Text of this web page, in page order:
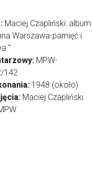
Maciej Czapliński: album
Warszawa-pamięć i
"
MPW-
142
1948 (około)
Maciej Czapliński